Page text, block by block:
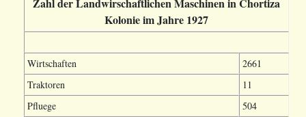
Zahl der Landwirschaftlichen Maschinen in Chortiza
Kolonie im Jahre 1927
Wirtschaften
2661
Traktoren
11
Pfluege
504